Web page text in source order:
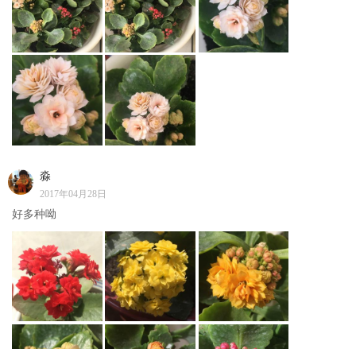
淼
2017年04月28日
好多种呦